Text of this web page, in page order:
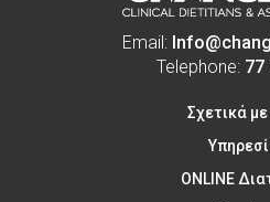
Email:
Telephone: 77
Σχετικά
ONLINE